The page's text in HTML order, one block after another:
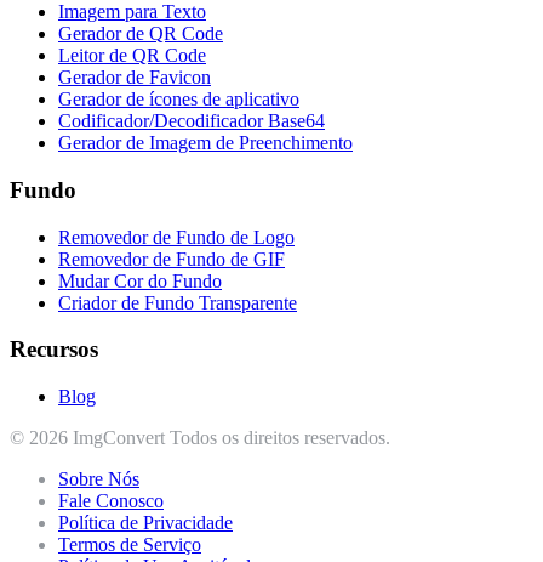
Imagem para Texto
Gerador de QR Code
Leitor de QR Code
Gerador de Favicon
Gerador de ícones de aplicativo
Codificador/Decodificador Base64
Gerador de Imagem de Preenchimento
Fundo
Removedor de Fundo de Logo
Removedor de Fundo de GIF
Mudar Cor do Fundo
Criador de Fundo Transparente
Recursos
Blog
© 2026 ImgConvert Todos os direitos reservados.
Sobre Nós
Fale Conosco
Política de Privacidade
Termos de Serviço